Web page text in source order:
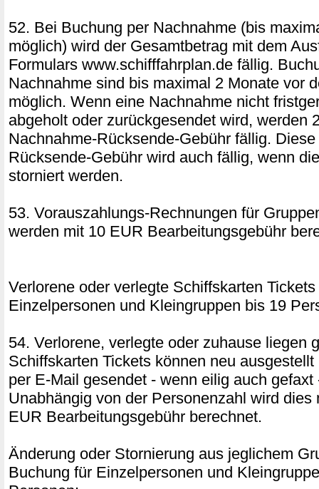
52. Bei Buchung per Nachnahme (bis
möglich) wird der Gesamtbetrag mit dem
Formulars www.schifffahrplan.de fällig.
Nachnahme sind bis maximal 2 Monate vor
möglich. Wenn eine Nachnahme nicht
abgeholt oder zurückgesendet wird, werden
Nachnahme-Rücksende-Gebühr fällig.
Rücksende-Gebühr wird auch fällig, wenn
storniert werden.
53. Vorauszahlungs-Rechnungen für
werden mit 10 EUR Bearbeitungsgebühr
Verlorene oder verlegte Schiffskarten Tickets
Einzelpersonen und Kleingruppen bis 19
54. Verlorene, verlegte oder zuhause liegen
Schiffskarten Tickets können neu
per E-Mail gesendet - wenn eilig auch gefaxt
Unabhängig von der Personenzahl wird dies
EUR Bearbeitungsgebühr berechnet.
Änderung oder Stornierung aus jeglichem
Buchung für Einzelpersonen und